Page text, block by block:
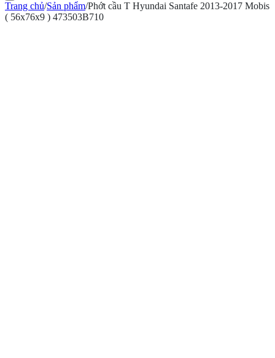
Trang chủ/Sản phẩm/Phớt cầu T Hyundai Santafe 2013-2017 Mobis
( 56x76x9 ) 473503B710